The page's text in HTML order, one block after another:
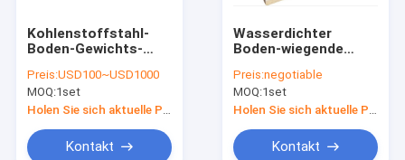
Kohlenstoffstahl-
Boden-Gewichts-
Preis:USD100~USD1000
MOQ:1set
Kontakt
Wasserdichter
Boden-wiegende
Preis:negotiable
MOQ:1set
Kontakt